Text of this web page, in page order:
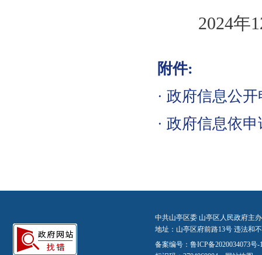
2024年
附件:
· 政府信息公开
· 政府信息依
中共山亭区委 山亭区人民政府主
地址：山亭区府前路13号 违法和
备案编号： 鲁ICP备2020034073号-